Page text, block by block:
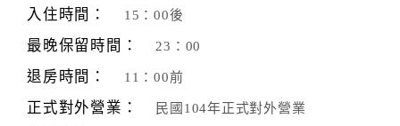
服
絡
單
入住時間： 15：00後
最晚保留時間： 23：00
退房時間： 11：00前
正式對外營業： 民國104年正式對外營業